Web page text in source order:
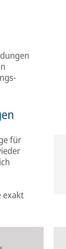
für
exakt